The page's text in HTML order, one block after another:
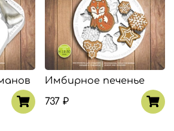
Имбирное печенье
737 ₽